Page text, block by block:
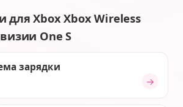
для Xbox Xbox Wireless
One S
зарядки
→